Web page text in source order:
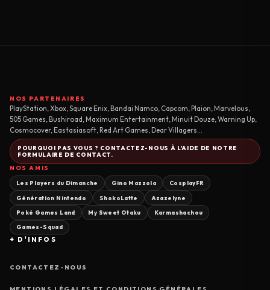
NOS PARTENAIRES
PlayStation, Xbox, Square Enix, Bandai Namco, Capcom, Plaion, Marvelous,
505 Games, Bushiroad, Maximum Entertainment, Minuit Douze, Warning Up,
Cosmocover, Eastasiasoft, Red Art Games, Dear Villagers...
POURQUOI PAS VOUS ? CONTACTEZ-NOUS À L'AIDE DE NOTRE
FORMULAIRE DE CONTACT.
NOS AMIS
Les Players du Dimanche Gino Mazzola CosplayFR
Génération Nintendo ShokoLatte Azazelyne
Poké Games Land My Sweet Otaku Karmashachou
Games-Squad
+ D'INFOS
CONTACTEZ-NOUS